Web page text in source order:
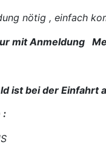
nötig , einfach
mit Anmeldung
ist bei der Einfahrt
:
/VW